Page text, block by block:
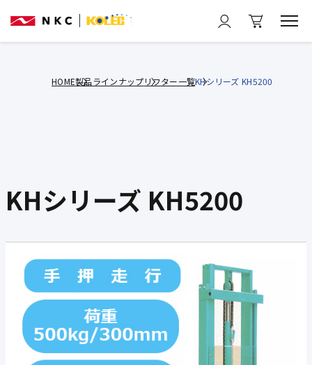
HOME製品ラインナップリフター一覧KHシリーズ KH5200
KHシリーズ KH5200